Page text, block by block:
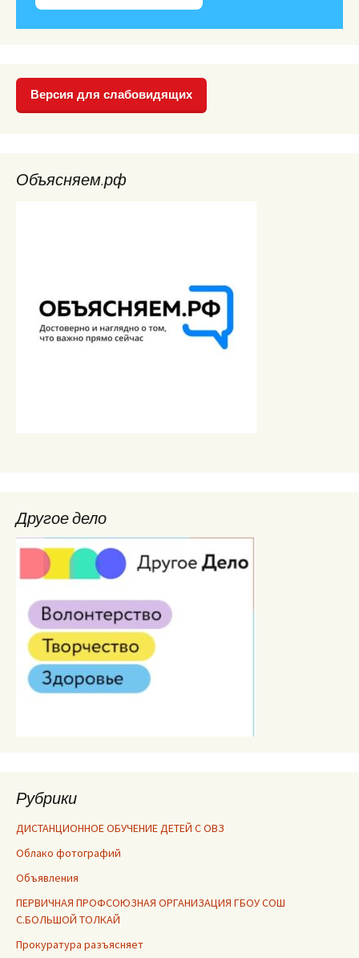
Версия для слабовидящих
Объясняем.рф
Другое дело
Рубрики
ДИСТАНЦИОННОЕ ОБУЧЕНИЕ ДЕТЕЙ С ОВЗ
Облако фотографий
Объявления
ПЕРВИЧНАЯ ПРОФСОЮЗНАЯ ОРГАНИЗАЦИЯ ГБОУ СОШ
С.БОЛЬШОЙ ТОЛКАЙ
Прокуратура разъясняет